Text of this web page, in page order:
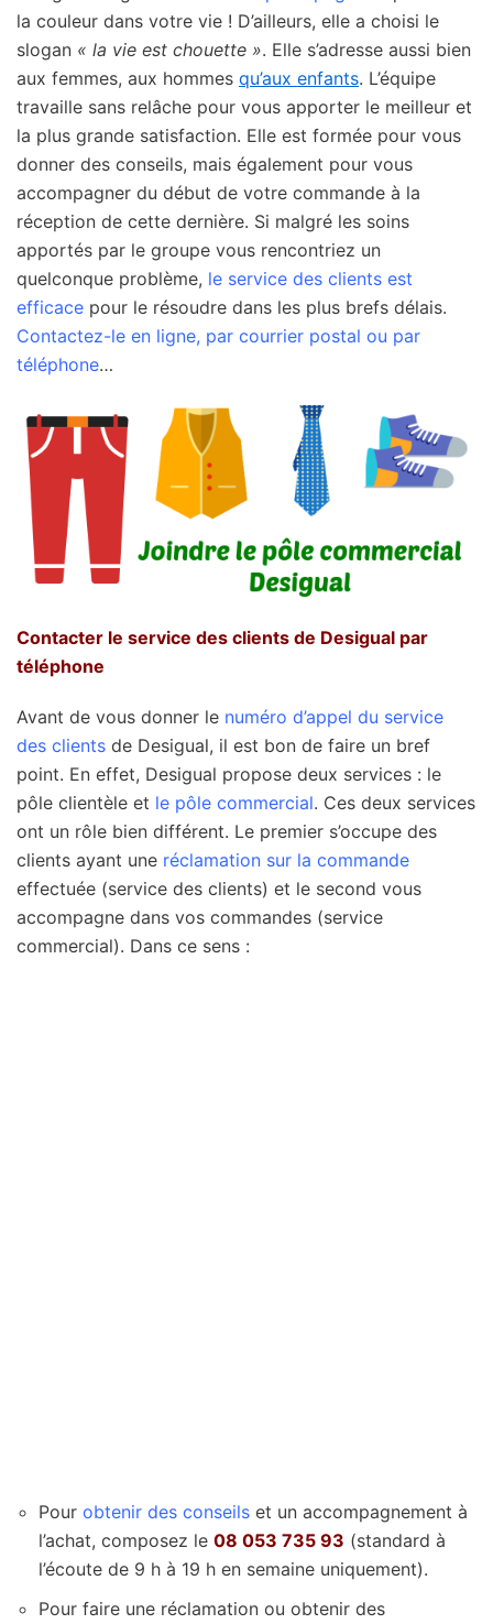
la couleur dans votre vie ! D’ailleurs, elle a choisi le
slogan « la vie est chouette ». Elle s’adresse aussi bien
aux femmes, aux hommes qu’aux enfants. L’équipe
travaille sans relâche pour vous apporter le meilleur et
la plus grande satisfaction. Elle est formée pour vous
donner des conseils, mais également pour vous
accompagner du début de votre commande à la
réception de cette dernière. Si malgré les soins
apportés par le groupe vous rencontriez un
quelconque problème, le service des clients est
efficace pour le résoudre dans les plus brefs délais.
Contactez-le en ligne, par courrier postal ou par
téléphone…
Contacter le service des clients de Desigual par
téléphone
Avant de vous donner le numéro d’appel du service
des clients de Desigual, il est bon de faire un bref
point. En effet, Desigual propose deux services : le
pôle clientèle et le pôle commercial. Ces deux services
ont un rôle bien différent. Le premier s’occupe des
clients ayant une réclamation sur la commande
effectuée (service des clients) et le second vous
accompagne dans vos commandes (service
commercial). Dans ce sens :
Pour obtenir des conseils et un accompagnement à
l’achat, composez le 08 053 735 93 (standard à
l’écoute de 9 h à 19 h en semaine uniquement).
Pour faire une réclamation ou obtenir des